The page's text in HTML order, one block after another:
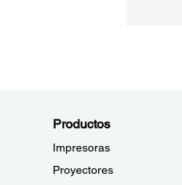
Productos
Impresoras
Proyectores